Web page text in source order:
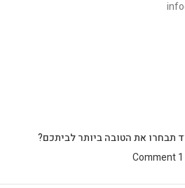
תבחרו את הטובה ביותר לביתכם?
1 Comment